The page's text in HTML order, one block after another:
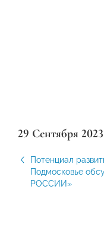
29 Сентября 2023
Потенциал
Подмосковье
РОССИИ»